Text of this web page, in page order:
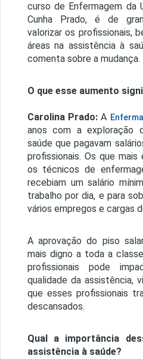
curso de Enfermagem da
Cunha Prado, é de
valorizar os profissionais,
áreas na assistência à
comenta sobre a mudança.
O que esse aumento
Carolina Prado: A
anos com a exploração
saúde que pagavam
profissionais. Os que mais
os técnicos de
recebiam um salário
trabalho por dia, e para
vários empregos e cargas
A aprovação do piso
mais digno a toda a
profissionais pode
qualidade da assistência,
que esses profissionais
descansados.
Qual a importância
assistência à saúde?